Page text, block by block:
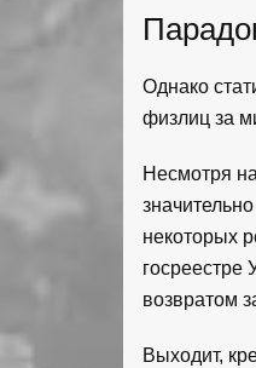
Однако
физлиц за
Несмотря
некоторых
госреестре
возвратом
Выходит,